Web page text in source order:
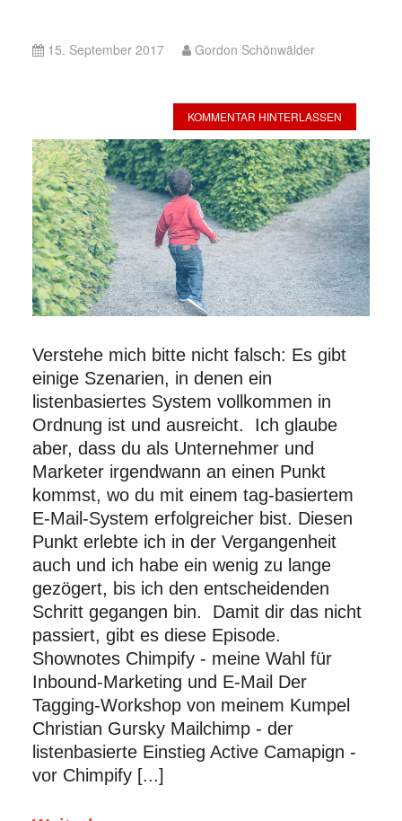
15. September 2017 Gordon Schönwälder
KOMMENTAR HINTERLASSEN
Verstehe mich bitte nicht falsch: Es gibt
einige Szenarien, in denen ein
listenbasiertes System vollkommen in
Ordnung ist und ausreicht. Ich glaube
aber, dass du als Unternehmer und
Marketer irgendwann an einen Punkt
kommst, wo du mit einem tag-basiertem
E-Mail-System erfolgreicher bist. Diesen
Punkt erlebte ich in der Vergangenheit
auch und ich habe ein wenig zu lange
gezögert, bis ich den entscheidenden
Schritt gegangen bin. Damit dir das nicht
passiert, gibt es diese Episode.
Shownotes Chimpify - meine Wahl für
Inbound-Marketing und E-Mail Der
Tagging-Workshop von meinem Kumpel
Christian Gursky Mailchimp - der
listenbasierte Einstieg Active Camapign -
vor Chimpify [...]